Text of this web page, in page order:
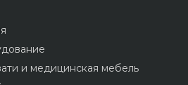
и медицинская мебель